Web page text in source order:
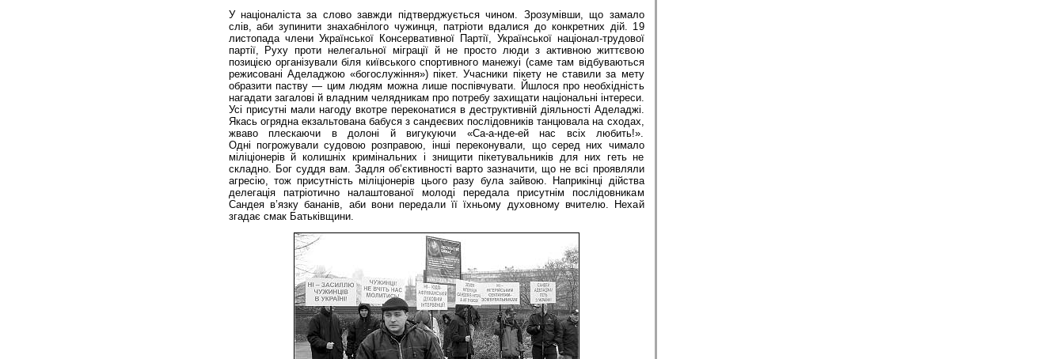
У націоналіста за слово завжди підтверджується чином. Зрозумівши, що замало
слів, аби зупинити знахабнілого чужинця, патріоти вдалися до конкретних дій. 19
листопада члени Української Консервативної Партії, Української націонал-трудової
партії, Руху проти нелегальної міграції й не просто люди з активною життєвою
позицією організували біля київського спортивного манежуі (саме там відбуваються
режисовані Аделаджою «богослужіння») пікет. Учасники пікету не ставили за мету
образити паству — цим людям можна лише поспівчувати. Йшлося про необхідність
нагадати загалові й владним челядникам про потребу захищати національні інтереси.
Усі присутні мали нагоду вкотре переконатися в деструктивній діяльності Аделаджі.
Якась огрядна екзальтована бабуся з сандеєвих послідовників танцювала на сходах,
жваво плескаючи в долоні й вигукуючи «Са-а-нде-ей нас всіх любить!».
Одні погрожували судовою розправою, інші переконували, що серед них чимало
міліціонерів й колишніх кримінальних і знищити пікетувальників для них геть не
складно. Бог суддя вам. Задля об’єктивності варто зазначити, що не всі проявляли
агресію, тож присутність міліціонерів цього разу була зайвою. Наприкінці дійства
делегація патріотично налаштованої молоді передала присутнім послідовникам
Сандея в’язку бананів, аби вони передали її їхньому духовному вчителю. Нехай
згадає смак Батьківщини.